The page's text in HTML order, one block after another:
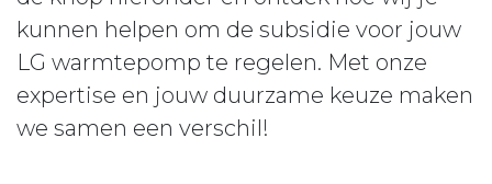
kunnen helpen om de subsidie voor jouw
LG warmtepomp te regelen. Met onze
expertise en jouw duurzame keuze maken
we samen een verschil!